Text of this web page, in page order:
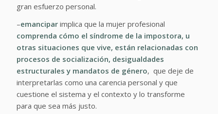
gran esfuerzo personal.
–emanciparimplica que la mujer profesional
comprenda cómo el síndrome de la impostora, u
otras situaciones que vive, están relacionadas con
procesos de socialización, desigualdades
estructurales y mandatos de género, que deje de
interpretarlas como una carencia personal y que
cuestione el sistema y el contexto y lo transforme
para que sea más justo.